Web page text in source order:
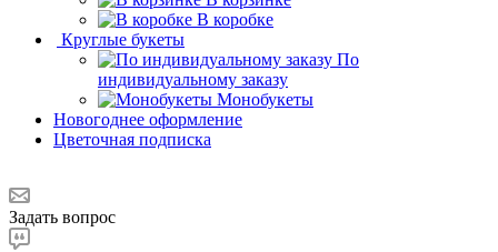
В коробке
Круглые букеты
По
индивидуальному заказу
Монобукеты
Новогоднее оформление
Цветочная подписка
Задать вопрос